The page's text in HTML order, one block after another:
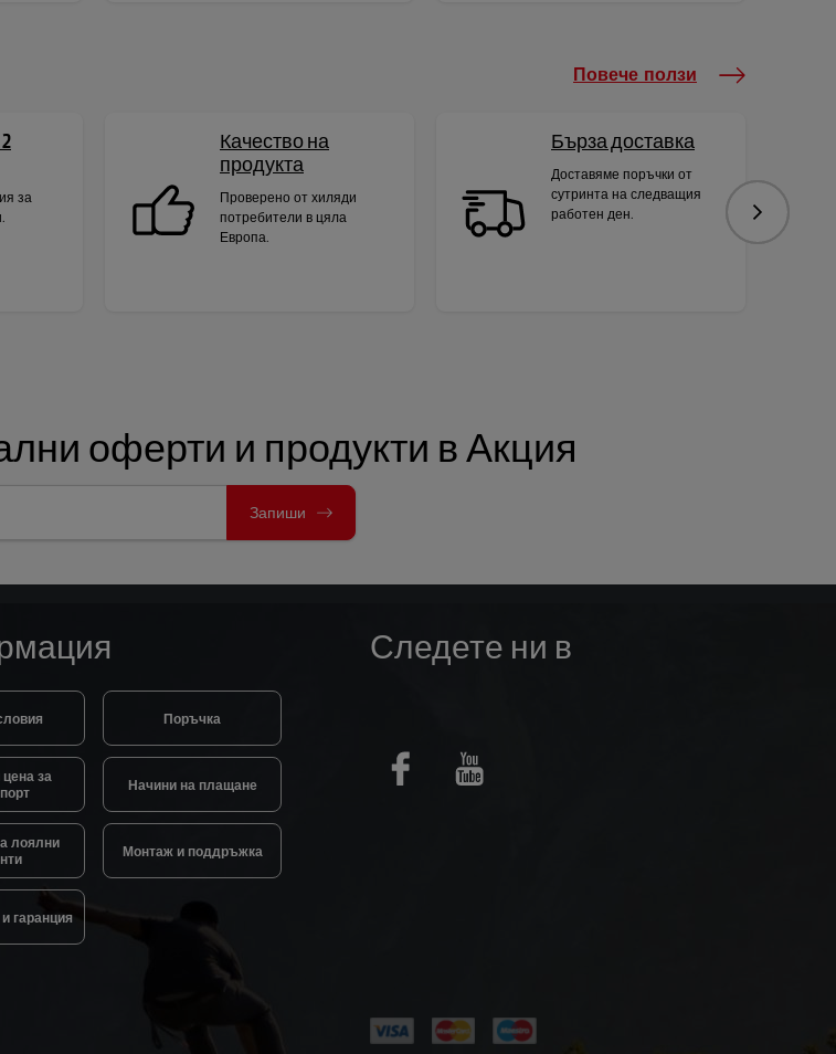
Повече ползи
за
Качество на
продукта
Проверено от хиляди
потребители в цяла
Европа.
Бърза доставка
Доставяме поръчки от
сутринта на следващия
работен ден.
Следваща
оферти и продукти в Акция
Запиши
Поръчка
за
Начини на плащане
лоялни
Монтаж и поддръжка
гаранция
Следете ни в
FacebookYoutube